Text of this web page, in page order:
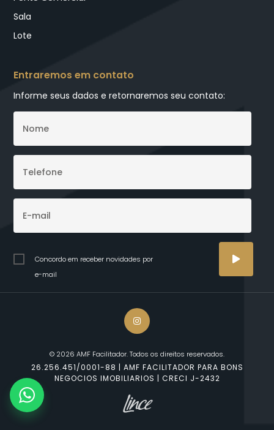
Sala
Lote
Entraremos em contato
Informe seus dados e retornaremos seu contato:
Concordo em receber novidades por
e-mail
© 2026 AMF Facilitador. Todos os direitos reservados.
26.256.451/0001-88 | AMF FACILITADOR PARA BONS
NEGOCIOS IMOBILIARIOS | CRECI J-2432